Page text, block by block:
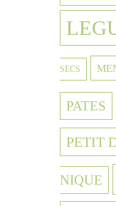
SECS
PATES
PETIT
NIQUE